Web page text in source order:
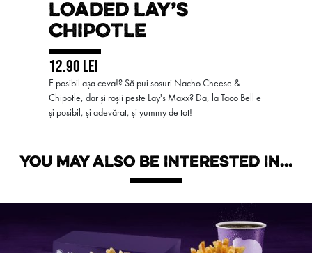
LOADED LAY’S
CHIPOTLE
12.90 LEI
E posibil așa ceva!? Să pui sosuri Nacho Cheese &
Chipotle, dar și roșii peste Lay's Maxx? Da, la Taco Bell e
și posibil, și adevărat, și yummy de tot!
YOU MAY ALSO BE INTERESTED IN...